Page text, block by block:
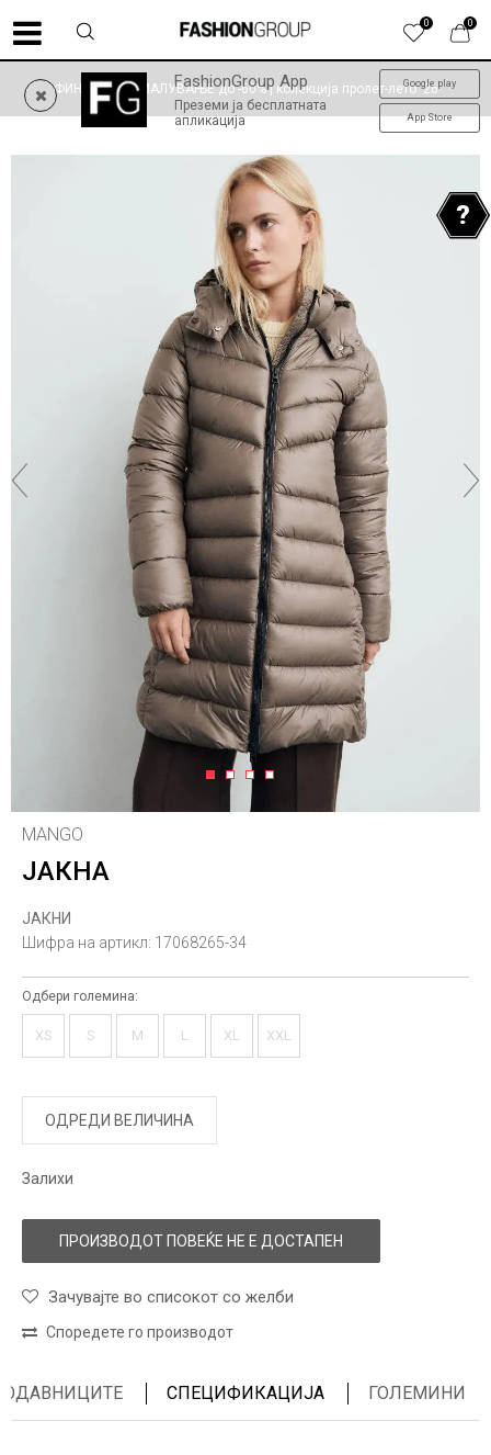
0
0
FashionGroup App
Преземи ја бесплатната
апликација
Google play
App Store
ФИНАЛНО НАМАЛУВАЊЕ до -60% | колекција пролет-лето '26
1 2 3 4
MANGO
ЈАКНА
ЈАКНИ
Шифра на артикл: 17068265-34
Одбери големина:
XS S M L XL XXL
ОДРЕДИ ВЕЛИЧИНА
Залихи
ПРОИЗВОДОТ ПОВЕЌЕ НЕ Е ДОСТАПЕН
Зачувајте во списокот со желби
Споредете го производот
СПЕЦИФИКАЦИЈА ГОЛЕМИНИ